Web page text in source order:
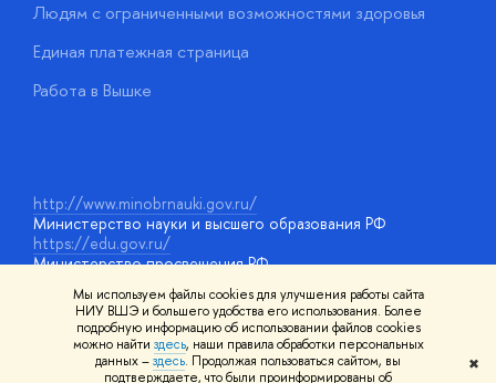
Мы используем файлы cookies для улучшения работы сайта
НИУ ВШЭ и большего удобства его использования. Более
подробную информацию об использовании файлов cookies
можно найти здесь, наши правила обработки персональных
данных –здесь. Продолжая пользоваться сайтом, вы
подтверждаете, что были проинформированы об
✖
Людям с ограниченными возможностями здоровья
Единая платежная страница
Работа в Вышке
http://www.minobrnauki.gov.ru/
Министерство науки и высшего образования РФ
https://edu.gov.ru/
Министерство просвещения РФ
https://elearning.hse.ru/mooc
Массовые открытые онлайн-курсы
© НИУ ВШЭ 1993–2026 Адреса и контактыУсловия